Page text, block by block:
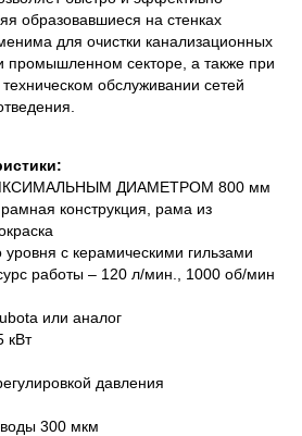
образовавшиеся на стенках
для очистки канализационных
промышленном секторе, а также при
обслуживании сетей
ДИАМЕТРОМ 800 мм
конструкция, рама из
с керамическими гильзами
работы – 120 л/мин., 1000 об/мин
или аналог
кВт
давления
воды 300 мкм